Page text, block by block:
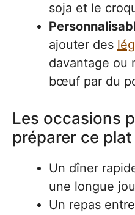
soja et le
ajouter des
davantage ou
bœuf par du
Les occasions
préparer ce plat
Un dîner
une longue
Un repas